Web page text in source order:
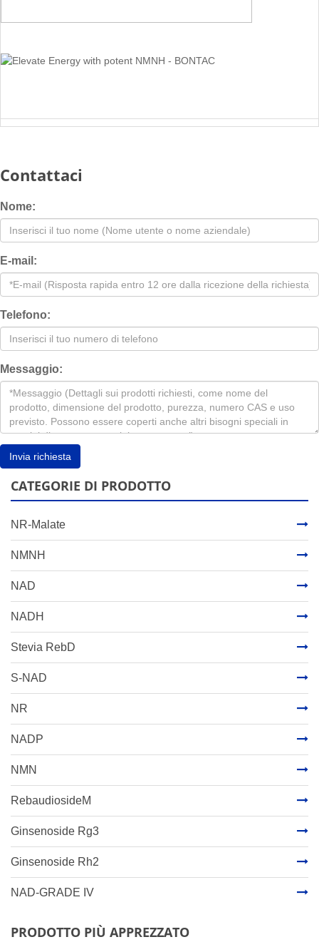
Contattaci
Nome:
E-mail:
Telefono:
Messaggio:
Invia richiesta
CATEGORIE DI PRODOTTO
NR-Malate
NMNH
NAD
NADH
Stevia RebD
S-NAD
NR
NADP
NMN
RebaudiosideM
Ginsenoside Rg3
Ginsenoside Rh2
NAD-GRADE IV
PRODOTTO PIÙ APPREZZATO